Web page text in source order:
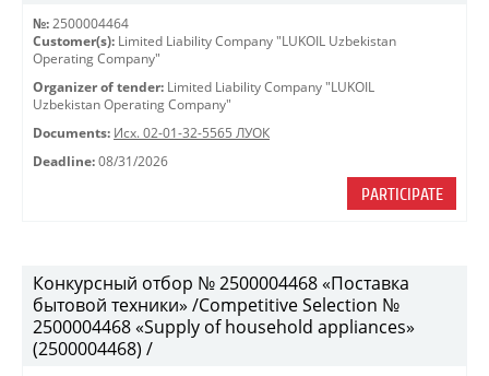
№: 2500004464
Customer(s): Limited Liability Company "LUKOIL Uzbekistan
Operating Company"
Organizer of tender: Limited Liability Company "LUKOIL
Uzbekistan Operating Company"
Documents: Исх. 02-01-32-5565 ЛУОК
Deadline: 08/31/2026
PARTICIPATE
Конкурсный отбор № 2500004468 «Поставка
бытовой техники» /Competitive Selection №
2500004468 «Supply of household appliances»
(2500004468) /